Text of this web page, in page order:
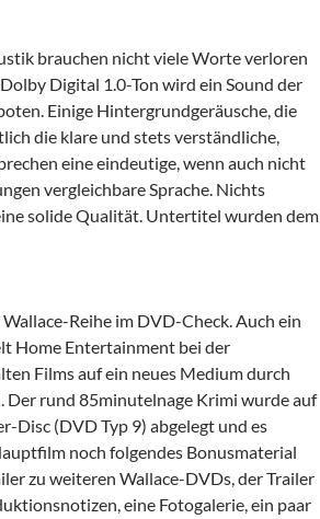
brauchen nicht viele Worte verloren
Digital 1.0-Ton wird ein Sound der
Einige Hintergrundgeräusche, die
die klare und stets verständliche,
eine eindeutige, wenn auch nicht
vergleichbare Sprache. Nichts
solide Qualität. Untertitel wurden dem
Reihe im DVD-Check. Auch ein
Home Entertainment bei der
Films auf ein neues Medium durch
Der rund 85minutelnage Krimi wurde auf
Disc (DVD Typ 9) abgelegt und es
noch folgendes Bonusmaterial
zu weiteren Wallace-DVDs, der Trailer
eine Fotogalerie, ein paar